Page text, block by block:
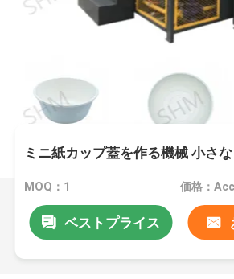
ミニ紙カップ蓋を作る機械 小さ
MOQ：1
ベストプライス